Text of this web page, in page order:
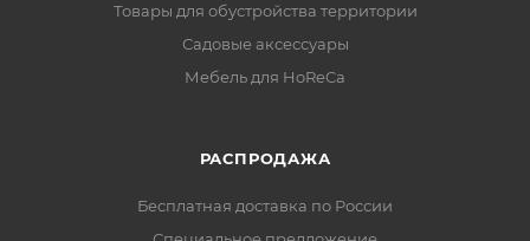
Товары для обустройства территории
Садовые аксессуары
Мебель для HoReCa
РАСПРОДАЖА
Бесплатная доставка по России